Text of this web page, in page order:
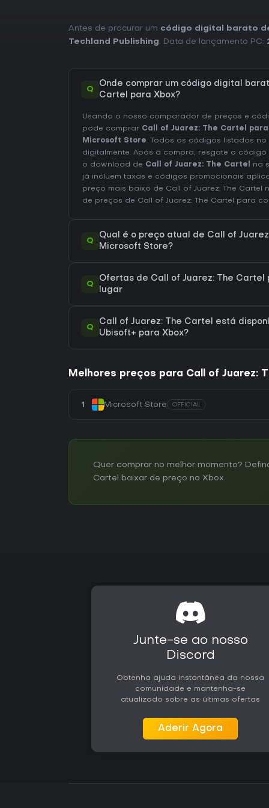
Antes de procurar um código digital barato
Techland Publishing. Data de lançamento PC:
Q
Onde comprar um código digital
Cartel para Xbox?
Usando o nosso comparador de preços e
pode comprar Call of Juarez: The Cartel
Microsoft Store. Todos os códigos listados no
digitalmente. Após a compra, resgate o
o download de Call of Juarez: The Cartel
na
já incluem taxas e códigos promocionais
preço mais baixo de Call of Juarez: The Cartel
de preços de Call of Juarez: The Cartel
para
Q
Qual é o preço atual de Call of
Microsoft Store?
Q
Ofertas de Call of Juarez: The Cartel
lugar
Q
Call of Juarez: The Cartel está
Ubisoft+ para Xbox?
Melhores preços para Call of Juarez:
1 Microsoft Store OFFICIAL
Quer comprar no melhor momento?
Cartel baixar de preço no Xbox.
Junte-se ao nosso
Discord
Obtenha ajuda instantânea da nossa
comunidade e mantenha-se
atualizado sobre as últimas ofertas
Aderir Agora